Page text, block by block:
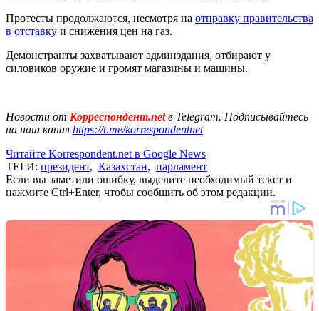
Протесты продолжаются, несмотря на отправку правительства
в отставку и снижения цен на газ.
Демонстранты захватывают админздания, отбирают у
силовиков оружие и громят магазины и машины.
Новости от Корреспондент.netв Telegram. Подписывайтесь
на наш канал https://t.me/korrespondentnet
Читайте Korrespondent.net в Google News
ТЕГИ: президент, Казахстан, парламент
Если вы заметили ошибку, выделите необходимый текст и
нажмите Ctrl+Enter, чтобы сообщить об этом редакции.